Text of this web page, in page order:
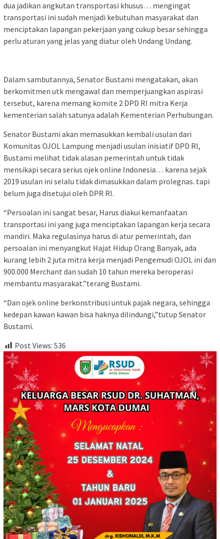
dua jadikan angkutan transportasi khusus… mengingat
transportasi ini sudah menjadi kebutuhan masyarakat dan
menciptakan lapangan pekerjaan yang cukup besar sehingga
perlu aturan yang jelas yang diatur oleh Undang Undang.
Dalam sambutannya, Senator Bustami mengatakan, akan
berkomitmen utk mengawal dan memperjuangkan aspirasi
tersebut, karena memang komite 2 DPD RI mitra Kerja
kementerian salah satunya adalah Kementerian Perhubungan.
Senator Bustami akan memasukkan kembali usulan dari
Komunitas OJOL Lampung menjadi usulan inisiatif DPD RI,
Bustami melihat tidak alasan pemerintah untuk tidak
mensikapi secara serius ojek online Indonesia… karena sejak
2019 usulan ini selalu tidak dimasukkan dalam prolegnas. tapi
belum juga disetujui oleh DPR RI.
“Persoalan ini sangat besar, Harus diakui kemanfaatan
transportasi ini yang juga menciptakan lapangan kerja secara
mandiri. Maka regulasinya harus di atur pemerintah, dan
persoalan ini menyangkut Hajat Hidup Orang Banyak, ada
kurang lebih 2 juta mitra kerja menjadi Pengemudi OJOL ini dan
900.000 Merchant dan sudah 10 tahun mereka beroperasi
membantu masyarakat.”terang Bustami.
“Dan ojek online berkonstribusi untuk pajak negara, sehingga
kedepan kawan kawan bisa haknya dilindungi,”tutup Senator
Bustami.
Post Views: 536